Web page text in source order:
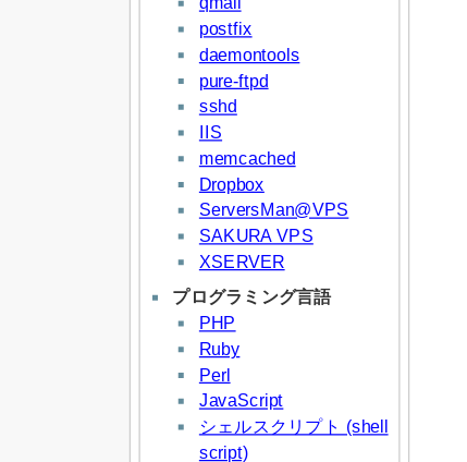
postfix
daemontools
pure-ftpd
sshd
IIS
memcached
Dropbox
ServersMan@VPS
SAKURA VPS
XSERVER
プログラミング言語
PHP
Ruby
Perl
JavaScript
シェルスクリプト (shell
script)